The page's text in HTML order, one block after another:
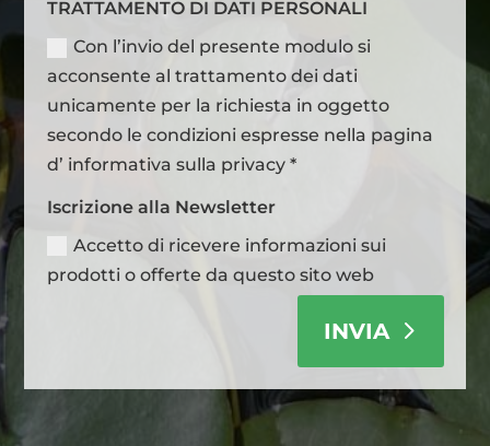
TRATTAMENTO DI DATI PERSONALI
Con l’invio del presente modulo si
acconsente al trattamento dei dati
unicamente per la richiesta in oggetto
secondo le condizioni espresse nella pagina
d’ informativa sulla privacy *
Iscrizione alla Newsletter
Accetto di ricevere informazioni sui
prodotti o offerte da questo sito web
INVIA